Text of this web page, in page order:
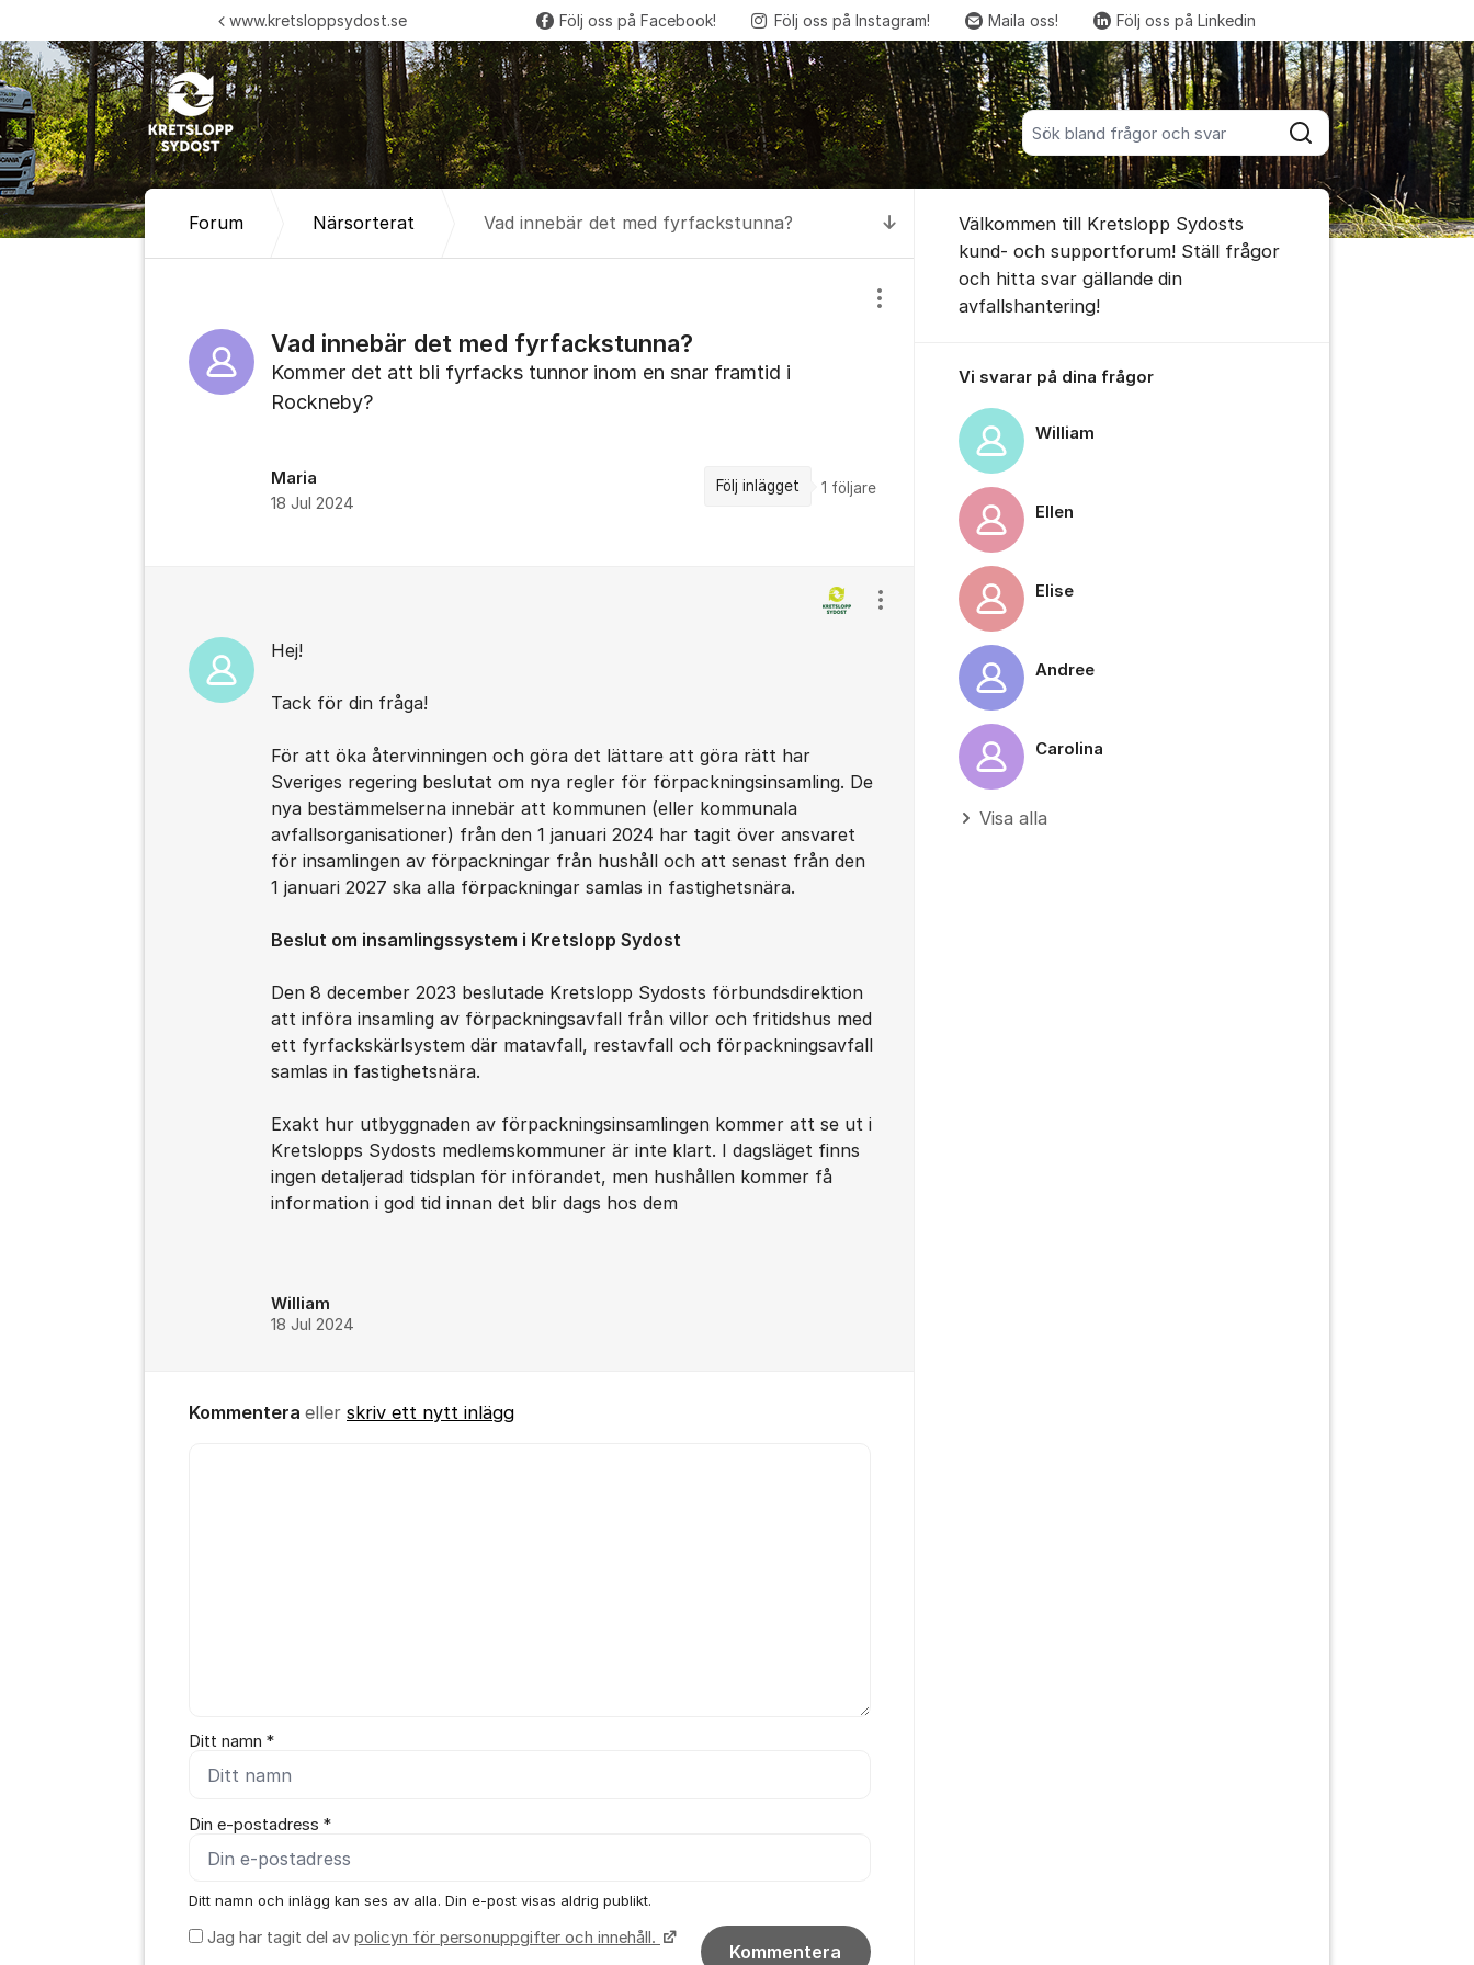
Sök bland alla inlägg
Sök
www.kretsloppsydost.se Följ oss på Facebook! Följ oss på Instagram! Maila oss! Följ oss på LinkedinFler supportlänkar
Till senaste kommentaren
Forum Närsorterat Vad innebär det med fyrfackstunna?
Vad innebär det med fyrfackstunna?
Visa/dölj inställningar för inlägg/kommentar
Kommer det att bli fyrfacks tunnor inom en snar framtid i
Rockneby?
Maria
18 Jul 2024
Följ inlägget 1 följare
Hej!
Tack för din fråga!
För att öka återvinningen och göra det lättare att göra rätt har
Sveriges regering beslutat om nya regler för förpackningsinsamling. De
nya bestämmelserna innebär att kommunen (eller kommunala
avfallsorganisationer) från den 1 januari 2024 har tagit över ansvaret
för insamlingen av förpackningar från hushåll och att senast från den
1 januari 2027 ska alla förpackningar samlas in fastighetsnära.
Beslut om insamlingssystem i Kretslopp Sydost
Den 8 december 2023 beslutade Kretslopp Sydosts förbundsdirektion
att införa insamling av förpackningsavfall från villor och fritidshus med
ett fyrfackskärlsystem där matavfall, restavfall och förpackningsavfall
samlas in fastighetsnära.
Exakt hur utbyggnaden av förpackningsinsamlingen kommer att se ut i
Kretslopps Sydosts medlemskommuner är inte klart. I dagsläget finns
ingen detaljerad tidsplan för införandet, men hushållen kommer få
information i god tid innan det blir dags hos dem
William
18 Jul 2024
Visa/dölj inställningar för inlägg/kommentar
Kommentera eller skriv ett nytt inlägg
Ditt namn *
Din e-postadress *
Ditt namn och inlägg kan ses av alla. Din e-post visas aldrig publikt.
Jag har tagit del av policyn för personuppgifter och innehåll.
Kommentera
Välkommen till Kretslopp Sydosts
kund- och supportforum! Ställ frågor
och hitta svar gällande din
avfallshantering!
Vi svarar på dina frågor
William
Ellen
Elise
Andree
Carolina
Visa alla